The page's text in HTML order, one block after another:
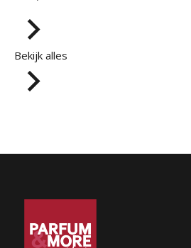
Bekijk alles